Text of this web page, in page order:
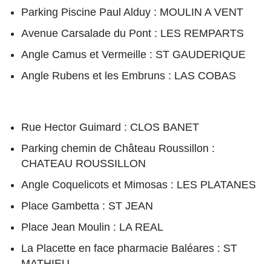
Parking Piscine Paul Alduy : MOULIN A VENT
Avenue Carsalade du Pont : LES REMPARTS
Angle Camus et Vermeille : ST GAUDERIQUE
Angle Rubens et les Embruns : LAS COBAS
Rue Hector Guimard : CLOS BANET
Parking chemin de Château Roussillon :
CHATEAU ROUSSILLON
Angle Coquelicots et Mimosas : LES PLATANES
Place Gambetta : ST JEAN
Place Jean Moulin : LA REAL
La Placette en face pharmacie Baléares : ST